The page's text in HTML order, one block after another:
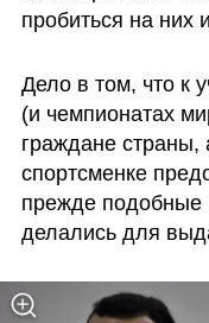
пробиться на них
Дело в том, что к
(и чемпионатах
граждане
спортсменке
прежде подобные
делались для